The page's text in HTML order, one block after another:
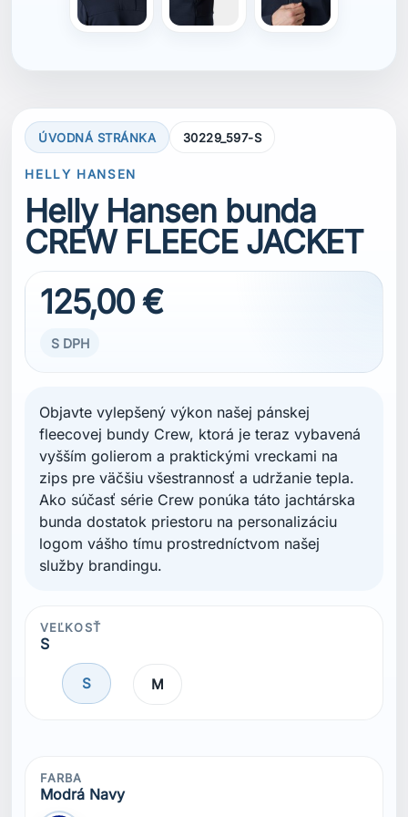
ÚVODNÁ STRÁNKA 30229_597-S
HELLY HANSEN
Helly Hansen bunda
CREW FLEECE JACKET
125,00 €
S DPH
Objavte vylepšený výkon našej pánskej
fleecovej bundy Crew, ktorá je teraz vybavená
vyšším golierom a praktickými vreckami na
zips pre väčšiu všestrannosť a udržanie tepla.
Ako súčasť série Crew ponúka táto jachtárska
bunda dostatok priestoru na personalizáciu
logom vášho tímu prostredníctvom našej
služby brandingu.
VEĽKOSŤ
S
S M
FARBA
Modrá Navy